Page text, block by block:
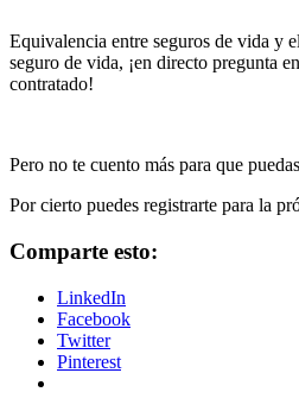
Equivalencia entre seguros de vida y
seguro de vida, ¡en directo pregunta
contratado!
Pero no te cuento más para que
Por cierto puedes registrarte para la
Comparte esto:
LinkedIn
Facebook
Twitter
Pinterest